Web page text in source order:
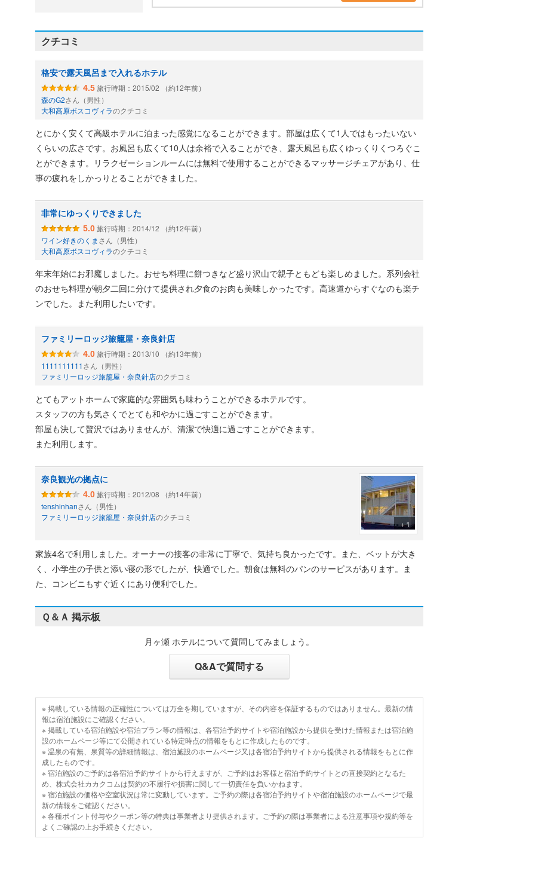
クチコミ
格安で露天風呂まで入れるホテル
4.5旅行時期：2015/02 （約12年前）
森のG2さん（男性）
大和高原ボスコヴィラのクチコミ
とにかく安くて高級ホテルに泊まった感覚になることができます。部屋は広くて1人ではもったいない
くらいの広さです。お風呂も広くて10人は余裕で入ることができ、露天風呂も広くゆっくりくつろぐこ
とができます。リラクゼーションルームには無料で使用することができるマッサージチェアがあり、仕
事の疲れをしかっりとることができました。
非常にゆっくりできました
5.0旅行時期：2014/12 （約12年前）
ワイン好きのくま さん（男性）
大和高原ボスコヴィラのクチコミ
年末年始にお邪魔しました。おせち料理に餅つきなど盛り沢山で親子ともども楽しめました。系列会社
のおせち料理が朝夕二回に分けて提供され夕食のお肉も美味しかったです。高速道からすぐなのも楽チ
ンでした。また利用したいです。
ファミリーロッジ旅籠屋・奈良針店
4.0旅行時期：2013/10 （約13年前）
1111111111さん（男性）
ファミリーロッジ旅籠屋・奈良針店のクチコミ
とてもアットホームで家庭的な雰囲気も味わうことができるホテルです。
スタッフの方も気さくでとても和やかに過ごすことができます。
部屋も決して贅沢ではありませんが、清潔で快適に過ごすことができます。
また利用します。
奈良観光の拠点に
4.0旅行時期：2012/08 （約14年前）
tenshinhanさん（男性）
ファミリーロッジ旅籠屋・奈良針店のクチコミ
＋1
家族4名で利用しました。オーナーの接客の非常に丁寧で、気持ち良かったです。また、ベットが大き
く、小学生の子供と添い寝の形でしたが、快適でした。朝食は無料のパンのサービスがあります。ま
た、コンビニもすぐ近くにあり便利でした。
Ｑ＆Ａ 掲示板
月ヶ瀬 ホテルについて質問してみましょう。
Q&Aで質問する
※ 掲載している情報の正確性については万全を期していますが、その内容を保証するものではありません。最新の情
報は宿泊施設にご確認ください。
※ 掲載している宿泊施設や宿泊プラン等の情報は、各宿泊予約サイトや宿泊施設から提供を受けた情報または宿泊施
設のホームページ等にて公開されている特定時点の情報をもとに作成したものです。
※ 温泉の有無、泉質等の詳細情報は、宿泊施設のホームページ又は各宿泊予約サイトから提供される情報をもとに作
成したものです。
※ 宿泊施設のご予約は各宿泊予約サイトから行えますが、ご予約はお客様と宿泊予約サイトとの直接契約となるた
め、株式会社カカクコムは契約の不履行や損害に関して一切責任を負いかねます。
※ 宿泊施設の価格や空室状況は常に変動しています。ご予約の際は各宿泊予約サイトや宿泊施設のホームページで最
新の情報をご確認ください。
※ 各種ポイント付与やクーポン等の特典は事業者より提供されます。ご予約の際は事業者による注意事項や規約等を
よくご確認の上お手続きください。